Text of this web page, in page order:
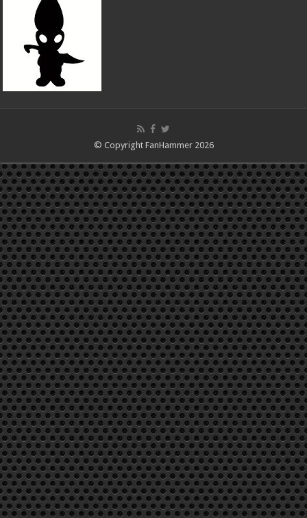
© Copyright FanHammer 2026